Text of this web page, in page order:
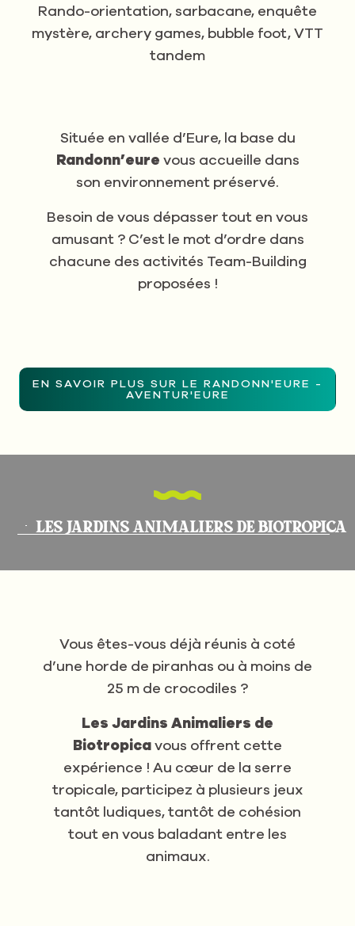
Rando-orientation, sarbacane, enquête
mystère, archery games, bubble foot, VTT
tandem
Située en vallée d’Eure, la base du
Randonn’eure vous accueille dans
son environnement préservé.
Besoin de vous dépasser tout en vous
amusant ? C’est le mot d’ordre dans
chacune des activités Team-Building
proposées !
EN SAVOIR PLUS SUR LE RANDONN'EURE -
AVENTUR'EURE
LES JARDINS ANIMALIERS DE BIOTROPICA
Vous êtes-vous déjà réunis à coté
d’une horde de piranhas ou à moins de
25 m de crocodiles ?
Les Jardins Animaliers de
Biotropica vous offrent cette
expérience ! Au cœur de la serre
tropicale, participez à plusieurs jeux
tantôt ludiques, tantôt de cohésion
tout en vous baladant entre les
animaux.